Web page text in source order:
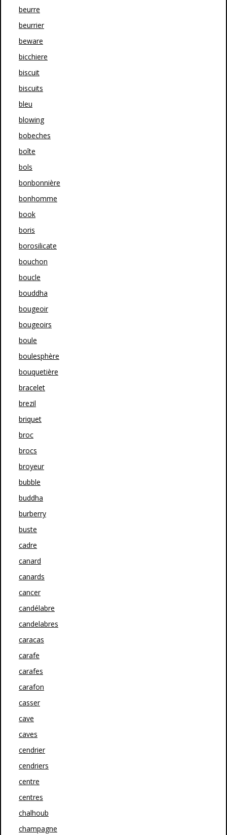
beurre
beurrier
beware
bicchiere
biscuit
biscuits
bleu
blowing
bobeches
boîte
bols
bonbonnière
bonhomme
book
boris
borosilicate
bouchon
boucle
bouddha
bougeoir
bougeoirs
boule
boulesphère
bouquetière
bracelet
brezil
briquet
broc
brocs
broyeur
bubble
buddha
burberry
buste
cadre
canard
canards
cancer
candélabre
candelabres
caracas
carafe
carafes
carafon
casser
cave
caves
cendrier
cendriers
centre
centres
chalhoub
champagne